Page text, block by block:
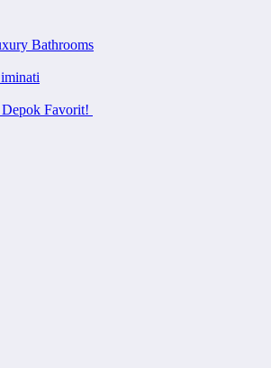
Bathrooms
Favorit!